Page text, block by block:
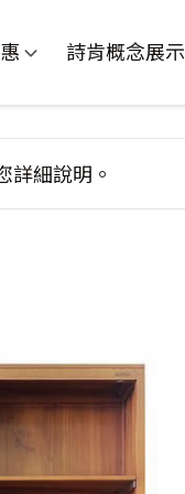
詩肯概念展示
詳細說明。